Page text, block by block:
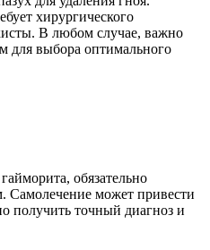
хирургического
В любом случае, важно
для выбора оптимального
обязательно
Самолечение может привести
получить точный диагноз и